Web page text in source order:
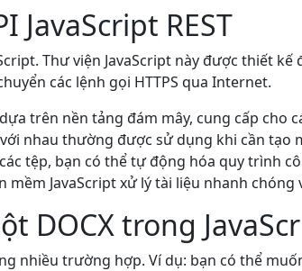
JavaScript REST
Thư viện JavaScript này được thiết
các lệnh gọi HTTPS qua Internet.
trên nền tảng đám mây, cung cấp cho
nhau thường được sử dụng khi cần tạo
tệp, bạn có thể tự động hóa quy trình
JavaScript xử lý tài liệu nhanh chóng
DOCX trong
nhiều trường hợp. Ví dụ: bạn có thể